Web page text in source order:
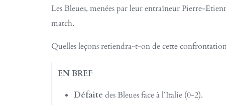
Les Bleues, menées par leur entraîneur Pierre-
match.
Quelles leçons retiendra-t-on de cette
EN BREF
Défaite des Bleues face à l’Italie (0-2).